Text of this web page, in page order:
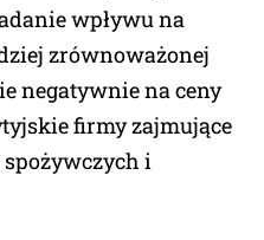
wpływu na
zrównoważonej
negatywnie na ceny
firmy zajmujące
i